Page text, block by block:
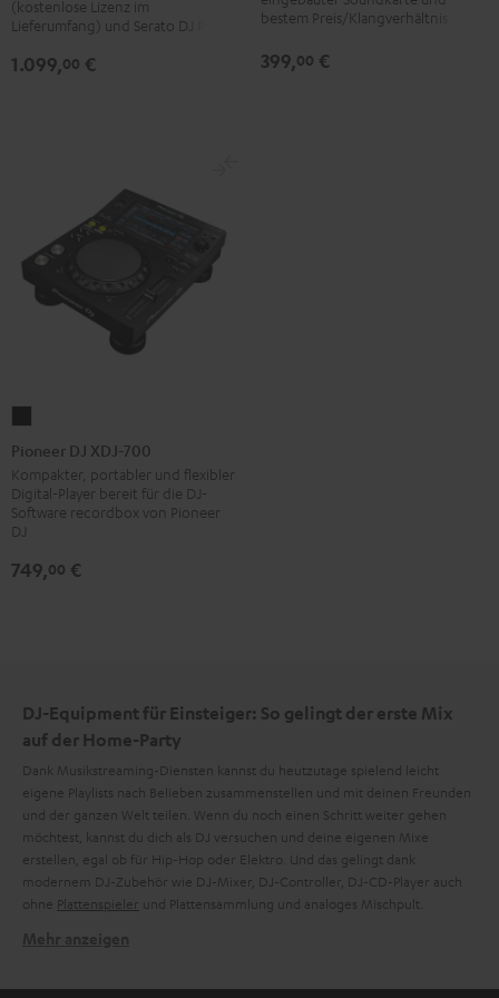
(kostenlose Lizenz im
Lieferumfang) und Serato DJ Pro
1.099,00 €
bestem Preis/Klangverhältnis
399,00 €
XDJ-
700
Schwarz
Pioneer DJ XDJ-700
Kompakter, portabler und flexibler
Digital-Player bereit für die DJ-
Software recordbox von Pioneer
DJ
749,00 €
DJ-Equipment für Einsteiger: So gelingt der erste Mix
auf der Home-Party
Dank Musikstreaming-Diensten kannst du heutzutage spielend leicht
eigene Playlists nach Belieben zusammenstellen und mit deinen Freunden
und der ganzen Welt teilen. Wenn du noch einen Schritt weiter gehen
möchtest, kannst du dich als DJ versuchen und deine eigenen Mixe
erstellen, egal ob für Hip-Hop oder Elektro. Und das gelingt dank
modernem DJ-Zubehör wie DJ-Mixer, DJ-Controller, DJ-CD-Player auch
ohne Plattenspieler und Plattensammlung und analoges Mischpult.